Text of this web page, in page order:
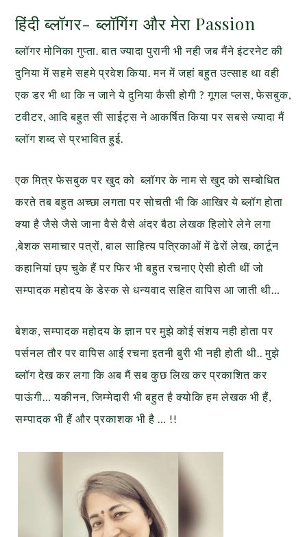
हिंदी ब्लॉगर- ब्लॉगिंग और मेरा Passion
ब्लॉगर मोनिका गुप्ता. बात ज्यादा पुरानी भी नही जब मैंने इंटरनेट की
दुनिया में सहमे सहमे प्रवेश किया. मन में जहां बहुत उत्साह था वही
एक डर भी था कि न जाने ये दुनिया कैसी होगी ? गूगल प्लस, फेसबुक,
टवीटर, आदि बहुत सी साईट्स ने आकर्षित किया पर सबसे ज्यादा मैं
ब्लॉग शब्द से प्रभावित हुई.
एक मित्र फेसबुक पर खुद को ब्लॉगर के नाम से खुद को सम्बोधित
करते तब बहुत अच्छा लगता पर सोचती भी कि आखिर ये ब्लॉग होता
क्या है जैसे जैसे जाना वैसे वैसे अंदर बैठा लेखक हिलोरे लेने लगा
,बेशक समाचार पत्रों, बाल साहित्य पत्रिकाओं में ढेरों लेख, कार्टून
कहानियां छ्प चुके हैं पर फिर भी बहुत रचनाए ऐसी होती थीं जो
सम्पादक महोदय के डेस्क से धन्यवाद सहित वापिस आ जाती थी…
बेशक, सम्पादक महोदय के ज्ञान पर मुझे कोई संशय नही होता पर
पर्सनल तौर पर वापिस आई रचना इतनी बुरी भी नही होती थी.. मुझे
ब्लॉग देख कर लगा कि अब मैं सब कुछ लिख कर प्रकाशित कर
पाऊंगी… यकीनन, जिम्मेदारी भी बहुत है क्योकि हम लेखक भी हैं,
सम्पादक भी हैं और प्रकाशक भी है … !!